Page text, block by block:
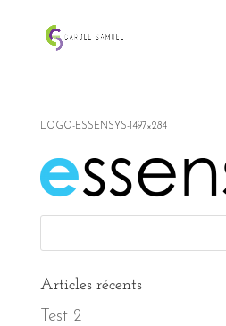
LOGO-ESSENSYS-1497×284
Articles récents
Test 2